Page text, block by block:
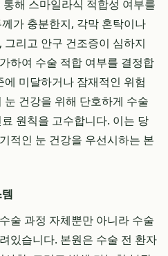
해 스마일라식 적합성 여부를
가 충분한지, 각막 혼탁이나
리고 안구 건조증이 심하지
하여 수술 적합 여부를 결정합
미달하거나 잠재적인 위험
건강을 위해 단호하게 수술
원칙을 고수합니다. 이는 당
적인 눈 건강을 우선시하는 본
술 과정 자체뿐만 아니라 수술
있습니다. 본원은 수술 전 환자